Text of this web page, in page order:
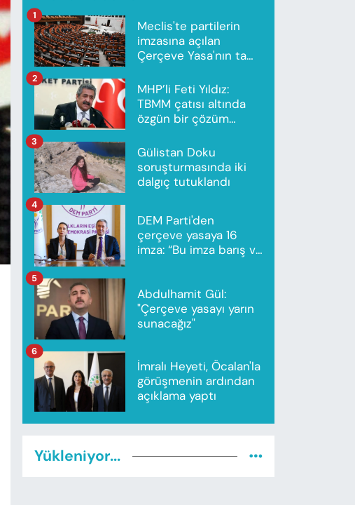
Meclis'te partilerin
imzasına açılan
Çerçeve Yasa'nın tam
1
MHP’li Feti Yıldız:
TBMM çatısı altında
özgün bir çözüm
2
Gülistan Doku
soruşturmasında iki
dalgıç tutuklandı
3
DEM Parti'den
çerçeve yasaya 16
imza: “Bu imza barış ve
4
Abdulhamit Gül:
"Çerçeve yasayı yarın
sunacağız"
5
İmralı Heyeti, Öcalan'la
görüşmenin ardından
açıklama yaptı
6
Yükleniyor...